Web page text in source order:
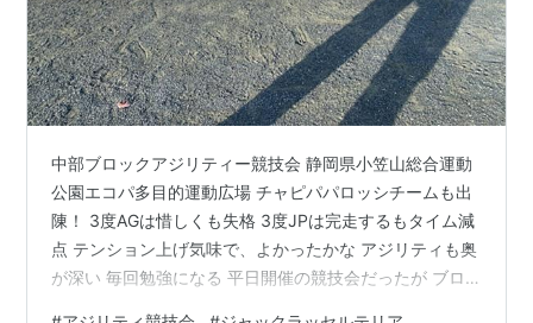
中部ブロックアジリティー競技会 静岡県小笠山総合運動
公園エコパ多目的運動広場 チャピパパロッシチームも出
陳！ 3度AGは惜しくも失格 3度JPは完走するもタイム減
点 テンション上げ気味で、よかったかな アジリティも奥
が深い 毎回勉強になる 平日開催の競技会だったが ブロ